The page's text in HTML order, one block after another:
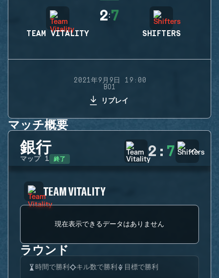
TEAM VITALITY
2:7
SHIFTERS
2021年9月9日 19:00
BO1
リプレイ
マッチ概要
銀行
マップ 1 終了 2 : 7
TEAM VITALITY
現在表示できるデータはありません
ラウンド
時間で勝利 キル数で勝利 目標で勝利